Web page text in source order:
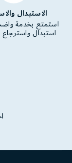
الاستبدال
استمتع بخدمة
استبدال واسترجاع